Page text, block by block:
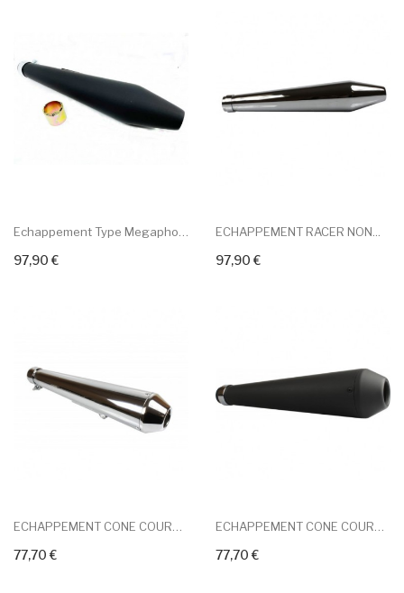
97,90 €
+ Add To Cart
ECHAPPEMENT RACER NON...
97,90 €
+ Add To Cart
77,70 €
+ Add To Cart 77,70 €
+ Add To Cart